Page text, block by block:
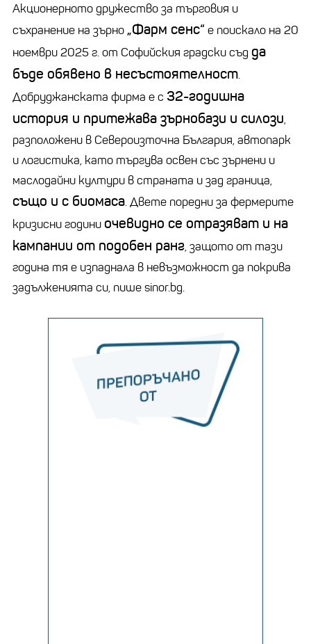
Акционерното дружество за търговия и
съхранение на зърно „Фарм сенс“ е поискало на 20
ноември 2025 г. от Софийския градски съд да
бъде обявено в несъстоятелност.
Добруджанската фирма е с 32-годишна
история и притежава зърнобази и силози,
разположени в Североизточна България, автопарк
и логистика, като търгува освен със зърнени и
маслодайни култури в страната и зад граница,
също и с биомаса. Двете поредни за фермерите
кризисни години очевидно се отразяват и на
кампании от подобен ранг, защото от тази
година тя е изпаднала в невъзможност да покрива
задълженията си, пише sinor.bg.